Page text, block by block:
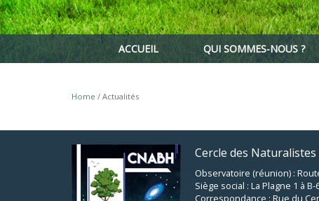
ACCUEIL QUI SOMMES-NOUS ?
Home / Actualités
Cercle des
Observatoire (réunion) :
Siège social : La Plagne 1 à